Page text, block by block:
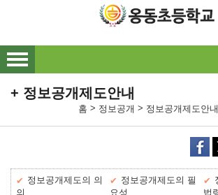
메인메뉴 바로가기
본문내용 바로가기
정보공개제도안내
홈 > 정보공개 > 정보공개제도안내